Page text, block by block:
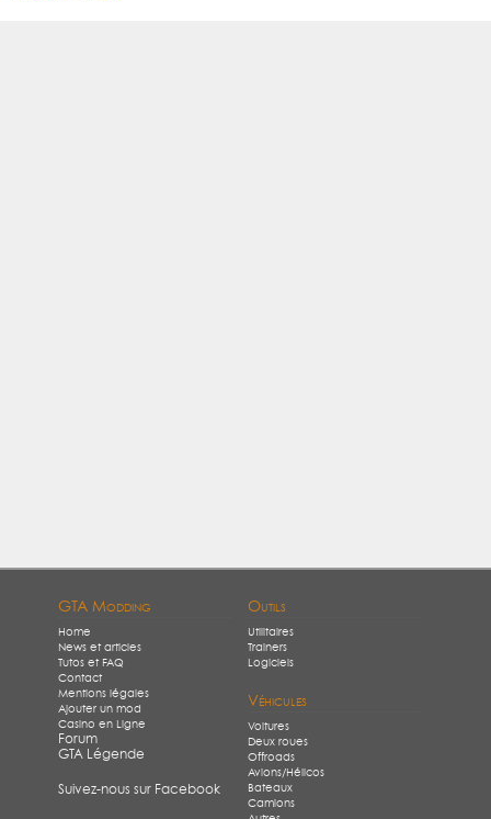
GTA Modding
Home
News et articles
Tutos et FAQ
Contact
Mentions légales
Ajouter un mod
Casino en Ligne
Forum
GTA Légende
Suivez-nous sur Facebook
Outils
Utilitaires
Trainers
Logiciels
Véhicules
Voitures
Deux roues
Offroads
Avions/Hélicos
Bateaux
Camions